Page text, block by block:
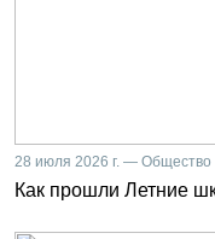
28 июля 2026 г. — Общество
Как прошли Летние